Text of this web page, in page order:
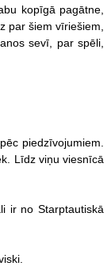
kopīgā pagātne,
par šiem vīriešiem,
sevī, par spēli,
piedzīvojumiem.
Līdz viņu viesnīcā
ir no Starptautiskā